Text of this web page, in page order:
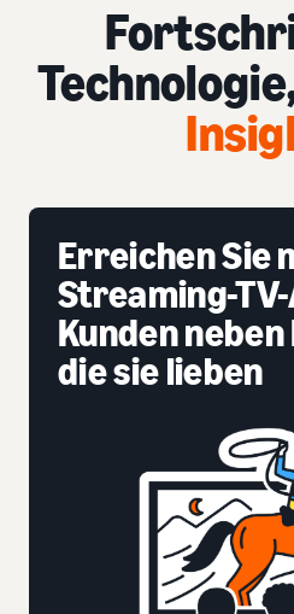
Erreichen Sie
Streaming-
Kunden
die sie lieben